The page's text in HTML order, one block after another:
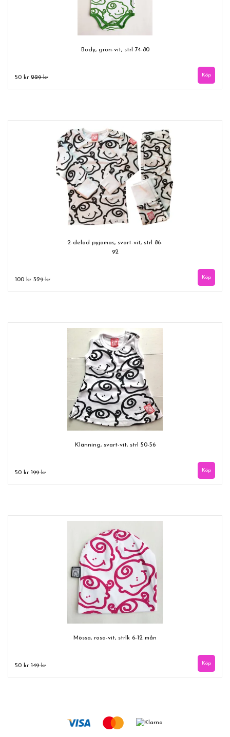
Body, grön-vit, strl 74-80
50 kr 229 kr
2-delad pyjamas, svart-vit, strl 86-
92
100 kr 329 kr
Klänning, svart-vit, strl 50-56
50 kr 199 kr
Mössa, rosa-vit, strlk 6-12 mån
50 kr 149 kr